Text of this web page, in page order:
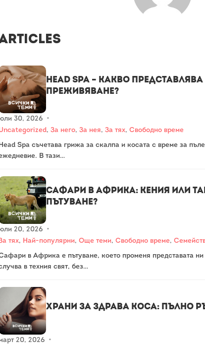
Head Spa – какво
преживяване?
30, 2026
•
, За него, За нея, За тях, Свободно време
Head Spa съчетава грижа за скалпа и косата с време за
В тази…
Сафари в Африка: Кения или
пътуване?
20, 2026
•
тях, Най-популярни, Още теми, Свободно време,
в Африка е пътуване, което променя представата
в техния свят, без…
Храни за здрава коса: Пълно
20, 2026 •